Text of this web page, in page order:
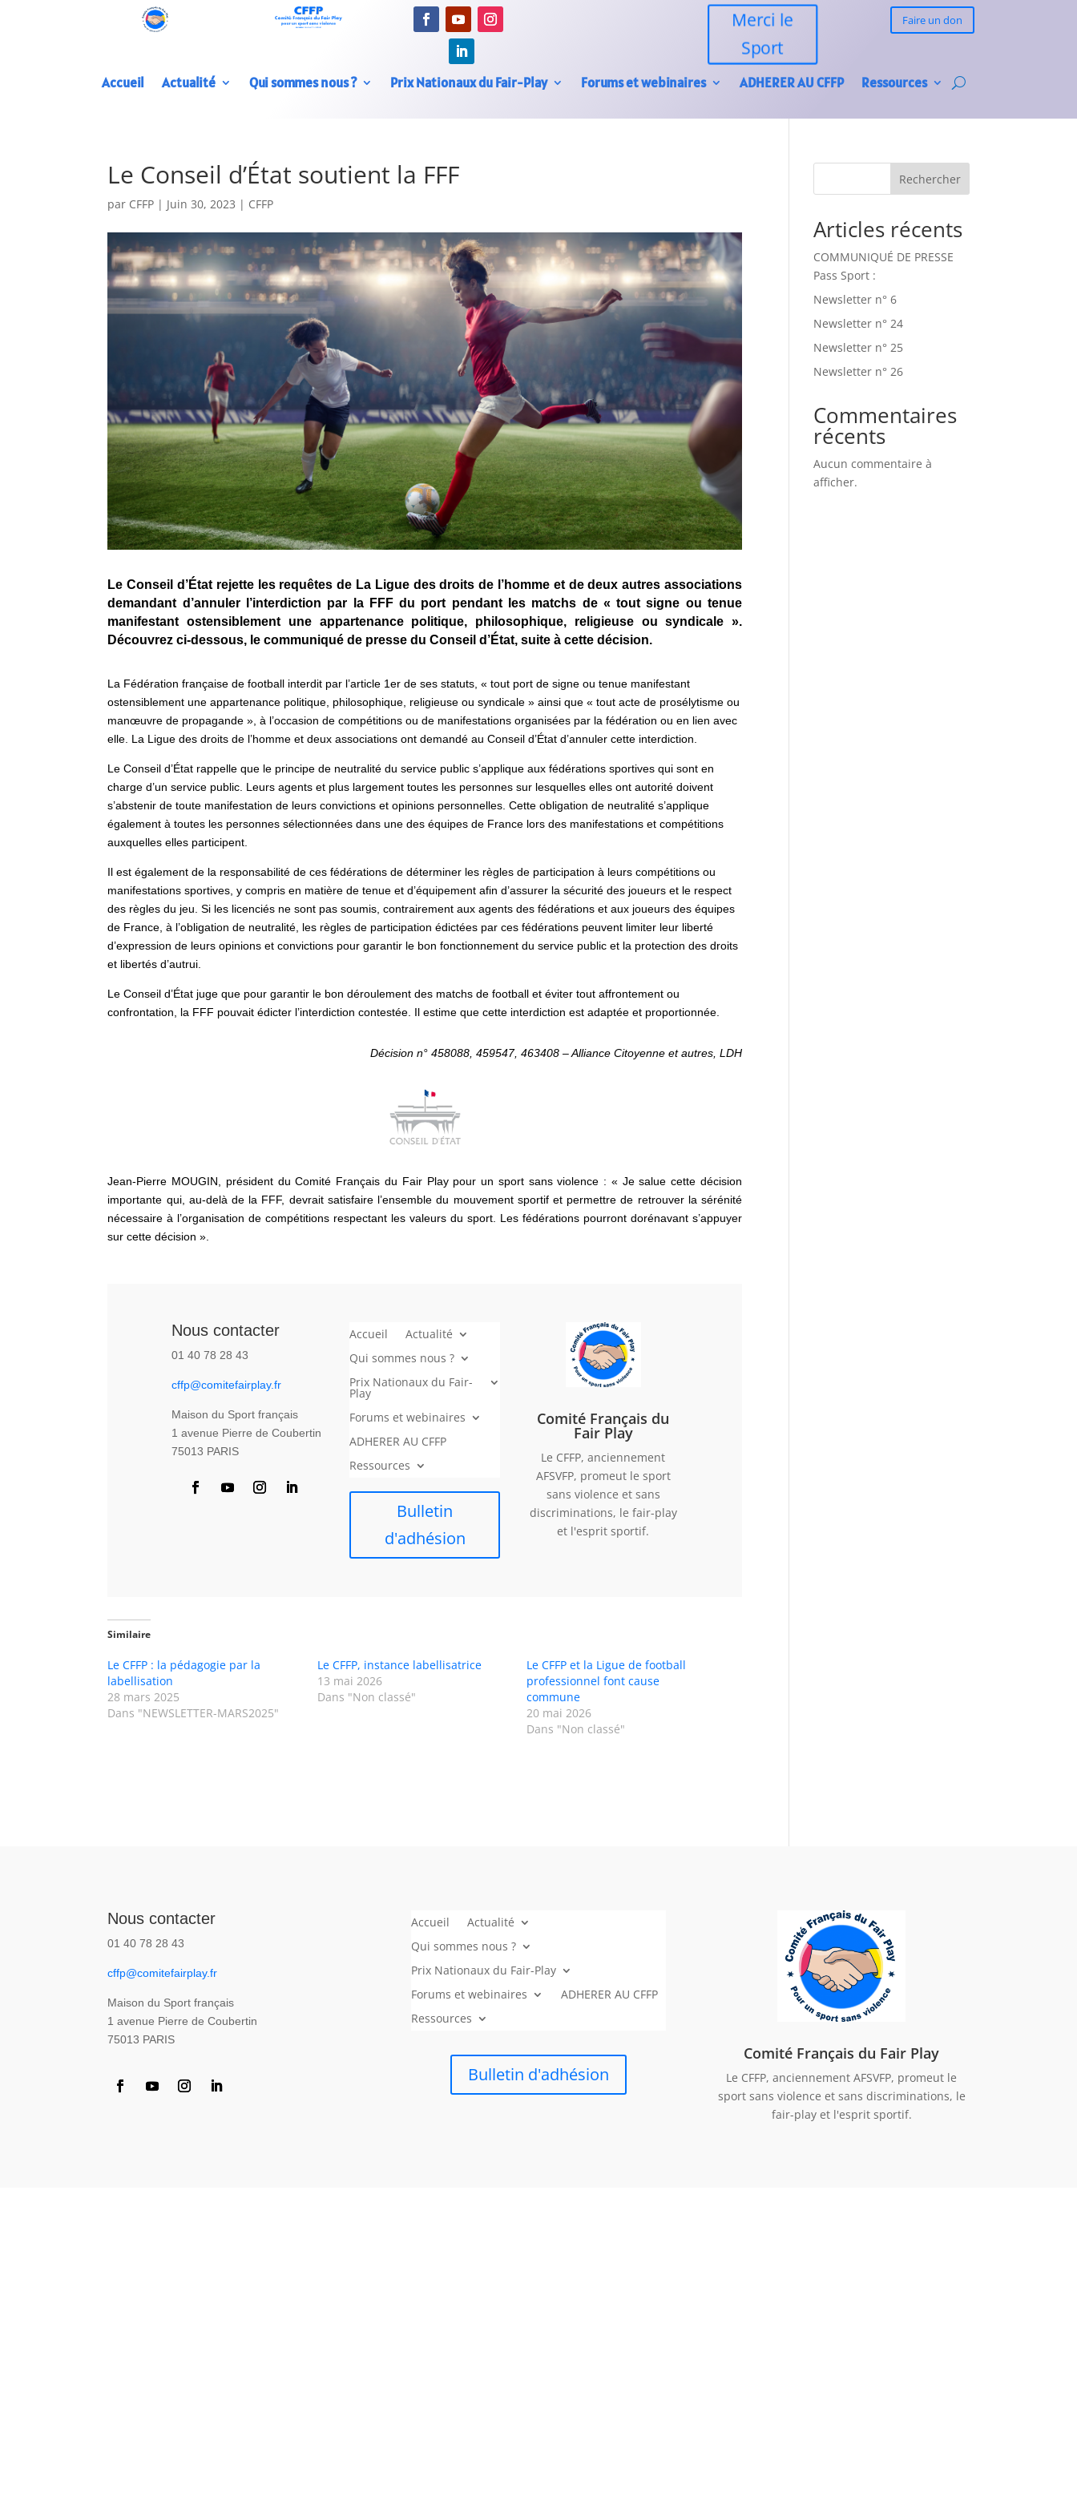
Merci le
Sport
Faire un don
Accueil Actualité Qui sommes nous ? Prix Nationaux du Fair-Play Forums et webinaires ADHERER AU CFFP Ressources
Le Conseil d’État soutient la FFF
par CFFP | Juin 30, 2023 | CFFP
Le Conseil d’État rejette les requêtes de La Ligue des droits de l’homme et de deux autres associations
demandant d’annuler l’interdiction par la FFF du port pendant les matchs de « tout signe ou tenue
manifestant ostensiblement une appartenance politique, philosophique, religieuse ou syndicale ».
Découvrez ci-dessous, le communiqué de presse du Conseil d’État, suite à cette décision.
La Fédération française de football interdit par l’article 1er de ses statuts, « tout port de signe ou tenue manifestant
ostensiblement une appartenance politique, philosophique, religieuse ou syndicale » ainsi que « tout acte de prosélytisme ou
manœuvre de propagande », à l’occasion de compétitions ou de manifestations organisées par la fédération ou en lien avec
elle. La Ligue des droits de l’homme et deux associations ont demandé au Conseil d’État d’annuler cette interdiction.
Le Conseil d’État rappelle que le principe de neutralité du service public s’applique aux fédérations sportives qui sont en
charge d’un service public. Leurs agents et plus largement toutes les personnes sur lesquelles elles ont autorité doivent
s’abstenir de toute manifestation de leurs convictions et opinions personnelles. Cette obligation de neutralité s’applique
également à toutes les personnes sélectionnées dans une des équipes de France lors des manifestations et compétitions
auxquelles elles participent.
Il est également de la responsabilité de ces fédérations de déterminer les règles de participation à leurs compétitions ou
manifestations sportives, y compris en matière de tenue et d’équipement afin d’assurer la sécurité des joueurs et le respect
des règles du jeu. Si les licenciés ne sont pas soumis, contrairement aux agents des fédérations et aux joueurs des équipes
de France, à l’obligation de neutralité, les règles de participation édictées par ces fédérations peuvent limiter leur liberté
d’expression de leurs opinions et convictions pour garantir le bon fonctionnement du service public et la protection des droits
et libertés d’autrui.
Le Conseil d’État juge que pour garantir le bon déroulement des matchs de football et éviter tout affrontement ou
confrontation, la FFF pouvait édicter l’interdiction contestée. Il estime que cette interdiction est adaptée et proportionnée.
Décision n° 458088, 459547, 463408 – Alliance Citoyenne et autres, LDH
Jean-Pierre MOUGIN, président du Comité Français du Fair Play pour un sport sans violence : « Je salue cette décision
importante qui, au-delà de la FFF, devrait satisfaire l’ensemble du mouvement sportif et permettre de retrouver la sérénité
nécessaire à l’organisation de compétitions respectant les valeurs du sport. Les fédérations pourront dorénavant s’appuyer
sur cette décision ».
Nous contacter
01 40 78 28 43
cffp@comitefairplay.fr
Maison du Sport français
1 avenue Pierre de Coubertin
75013 PARIS
Accueil
Actualité
Qui sommes nous ?
Prix Nationaux du Fair-
Play
Forums et webinaires
ADHERER AU CFFP
Ressources
Bulletin
d'adhésion
Comité Français du
Fair Play
Le CFFP, anciennement
AFSVFP, promeut le sport
sans violence et sans
discriminations, le fair-play
et l'esprit sportif.
Similaire
Le CFFP : la pédagogie par la
labellisation
28 mars 2025
Dans "NEWSLETTER-MARS2025"
Le CFFP, instance labellisatrice
13 mai 2026
Dans "Non classé"
Le CFFP et la Ligue de football
professionnel font cause
commune
20 mai 2026
Dans "Non classé"
Rechercher
Articles récents
COMMUNIQUÉ DE PRESSE
Pass Sport :
Newsletter n° 6
Newsletter n° 24
Newsletter n° 25
Newsletter n° 26
Commentaires
récents
Aucun commentaire à
afficher.
Nous contacter
01 40 78 28 43
cffp@comitefairplay.fr
Maison du Sport français
1 avenue Pierre de Coubertin
75013 PARIS
Accueil
Actualité
Qui sommes nous ?
Prix Nationaux du Fair-Play
Forums et webinaires
ADHERER AU CFFP
Ressources
Bulletin d'adhésion
Comité Français du Fair Play
Le CFFP, anciennement AFSVFP, promeut le
sport sans violence et sans discriminations, le
fair-play et l'esprit sportif.